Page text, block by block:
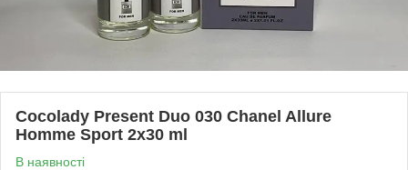
Cocolady Present Duo 030 Chanel Allure
Homme Sport 2x30 ml
В наявності